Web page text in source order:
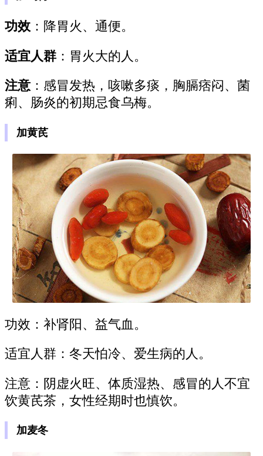
功效 ：降胃火、通便。
适宜人群 ：胃火大的人。
注意 ：感冒发热，咳嗽多痰，胸膈痞闷、菌
痢、肠炎的初期忌食乌梅。
加黄芪
功效：补肾阳、益气血。
适宜人群：冬天怕冷、爱生病的人。
注意：阴虚火旺、体质湿热、感冒的人不宜
饮黄芪茶，女性经期时也慎饮。
加麦冬